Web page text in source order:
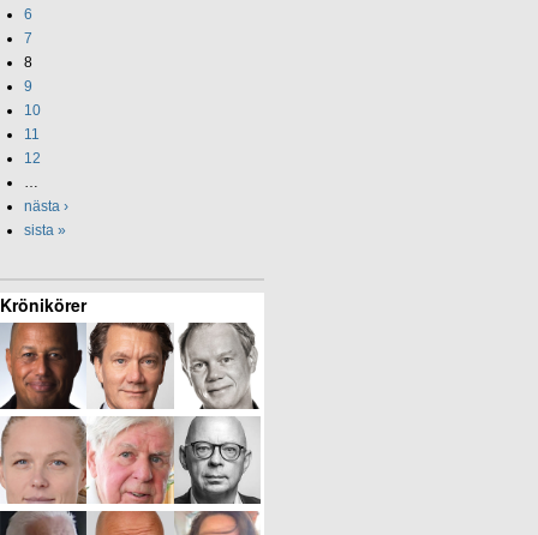
6
7
8
9
10
11
12
…
nästa ›
sista »
Krönikörer